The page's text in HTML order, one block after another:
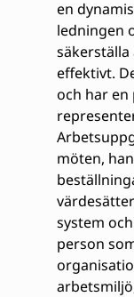
en
ledningen
effektivt.
och har
möten,
system
person